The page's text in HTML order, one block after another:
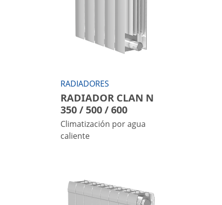
RADIADORES
RADIADOR CLAN N
350 / 500 / 600
Climatización por agua
caliente